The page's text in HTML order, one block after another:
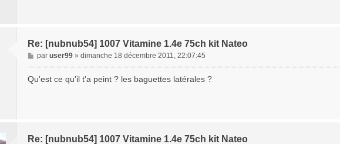
Re: [nubnub54] 1007 Vitamine 1.4e 75ch kit Nateo
M
e
s
par user99» dimanche 18 décembre 2011, 22:07:45
Qu'est ce qu'il t'a peint ? les baguettes latérales ?
Re: [nubnub54] 1007 Vitamine 1.4e 75ch kit Nateo